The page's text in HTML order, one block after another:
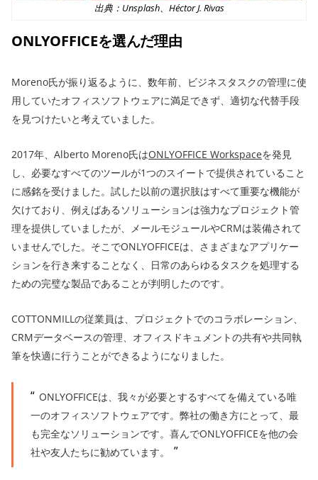
出典：Unsplash、Héctor J. Rivas
ONLYOFFICEを選んだ理由
Moreno氏が振り返るように、数年前、ビジネスタスクの管理に使
用していたオフィスソフトウェアに満足できず、適切な代替手段
を見つけたいと考えていました。
2017年、Alberto Moreno氏はONLYOFFICE Workspaceを発見
し、必要なすべてのツールが1つのスイートで提供されていること
に感銘を受けました。試した以前の選択肢はすべて重要な機能が
欠けており、例えばあるソリューションは強力なプロジェクト管
理を提供していましたが、メールモジュールやCRMは装備されて
いませんでした。そこでONLYOFFICEは、さまざまなアプリケー
ションを行き来することなく、日常のあらゆるタスクを処理する
ための完璧な製品であることが判明したのです。
COTTONMILLの従業員は、プロジェクトでのコラボレーション、
CRMデータベースの管理、オフィスドキュメントの共有や共同執
筆を快適に行うことができるようになりました。
ONLYOFFICEは、我々が必要とするすべてを備えている唯
一のオフィスソフトウェアです。弊社の働き方にとって、最
も完全なソリューションです。喜んでONLYOFFICEを他の会
社や友人たちに勧めています。